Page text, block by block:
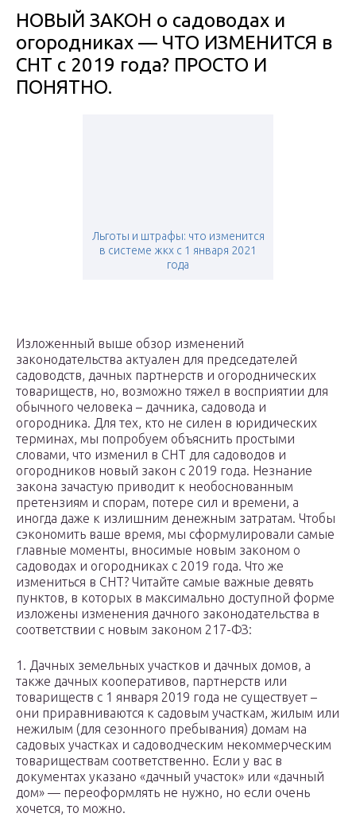
НОВЫЙ ЗАКОН о садоводах и
огородниках — ЧТО ИЗМЕНИТСЯ в
СНТ с 2019 года? ПРОСТО И
ПОНЯТНО.
Льготы и штрафы: что изменится
в системе жкх с 1 января 2021
года
Изложенный выше обзор изменений
законодательства актуален для председателей
садоводств, дачных партнерств и огороднических
товариществ, но, возможно тяжел в восприятии для
обычного человека – дачника, садовода и
огородника. Для тех, кто не силен в юридических
терминах, мы попробуем объяснить простыми
словами, что изменил в СНТ для садоводов и
огородников новый закон с 2019 года. Незнание
закона зачастую приводит к необоснованным
претензиям и спорам, потере сил и времени, а
иногда даже к излишним денежным затратам. Чтобы
сэкономить ваше время, мы сформулировали самые
главные моменты, вносимые новым законом о
садоводах и огородниках с 2019 года. Что же
измениться в СНТ? Читайте самые важные девять
пунктов, в которых в максимально доступной форме
изложены изменения дачного законодательства в
соответствии с новым законом 217-ФЗ:
1. Дачных земельных участков и дачных домов, а
также дачных кооперативов, партнерств или
товариществ с 1 января 2019 года не существует –
они приравниваются к садовым участкам, жилым или
нежилым (для сезонного пребывания) домам на
садовых участках и садоводческим некоммерческим
товариществам соответственно. Если у вас в
документах указано «дачный участок» или «дачный
дом» — переоформлять не нужно, но если очень
хочется, то можно.